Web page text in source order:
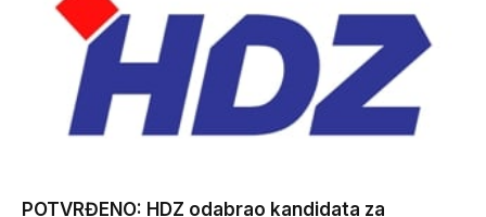
POTVRĐENO: HDZ odabrao kandidata za